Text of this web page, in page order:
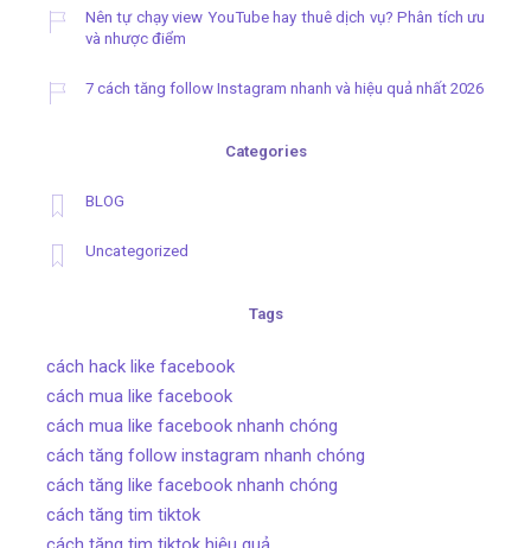
Nên tự chạy view YouTube hay thuê dịch vụ? Phân tích ưu
và nhược điểm
7 cách tăng follow Instagram nhanh và hiệu quả nhất 2026
Categories
BLOG
Uncategorized
Tags
cách hack like facebook
cách mua like facebook
cách mua like facebook nhanh chóng
cách tăng follow instagram nhanh chóng
cách tăng like facebook nhanh chóng
cách tăng tim tiktok